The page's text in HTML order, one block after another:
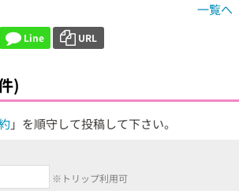
一覧へ
Line URL
)
」を順守して投稿して下さい。
※トリップ利用可